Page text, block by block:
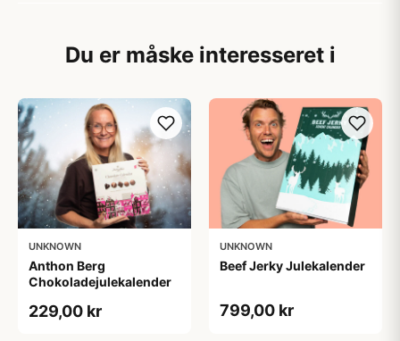
Du er måske interesseret i
UNKNOWN
Anthon Berg
Chokoladejulekalender
229,00 kr
UNKNOWN
Beef Jerky Julekalender
799,00 kr